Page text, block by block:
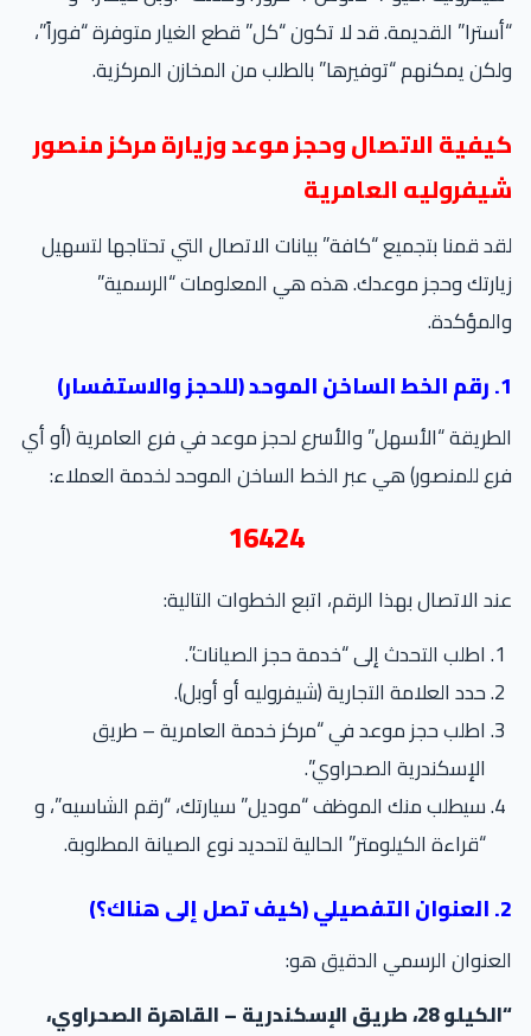
القديمة. قد لا تكون “كل” قطع الغيار متوفرة “فوراً”،
يمكنهم “توفيرها” بالطلب من المخازن المركزية.
الاتصال وحجز موعد وزيارة مركز منصور
العامرية
قمنا بتجميع “كافة” بيانات الاتصال التي تحتاجها لتسهيل
وحجز موعدك. هذه هي المعلومات “الرسمية”
“الأسهل” والأسرع لحجز موعد في فرع العامرية (أو أي
للمنصور) هي عبر الخط الساخن الموحد لخدمة العملاء:
16424
الاتصال بهذا الرقم، اتبع الخطوات التالية:
اطلب التحدث إلى “خدمة حجز الصيانات”.
حدد العلامة التجارية (شيفروليه أو أوبل).
اطلب حجز موعد في “مركز خدمة العامرية – طريق
الإسكندرية الصحراوي”.
سيطلب منك الموظف “موديل” سيارتك، “رقم الشاسيه”، و
“قراءة الكيلومتر” الحالية لتحديد نوع الصيانة المطلوبة.
الرسمي الدقيق هو:
“الكيلو 28، طريق الإسكندرية – القاهرة الصحراوي،